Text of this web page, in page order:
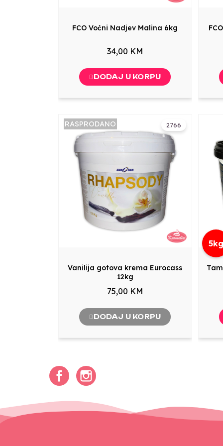
FCO Voćni Nadjev Malina 6kg
34,00 KM
DODAJ U KORPU
2766
RASPRODANO
Vanilija gotova krema Eurocass
12kg
75,00 KM
DODAJ U KORPU
5kg
Facebook